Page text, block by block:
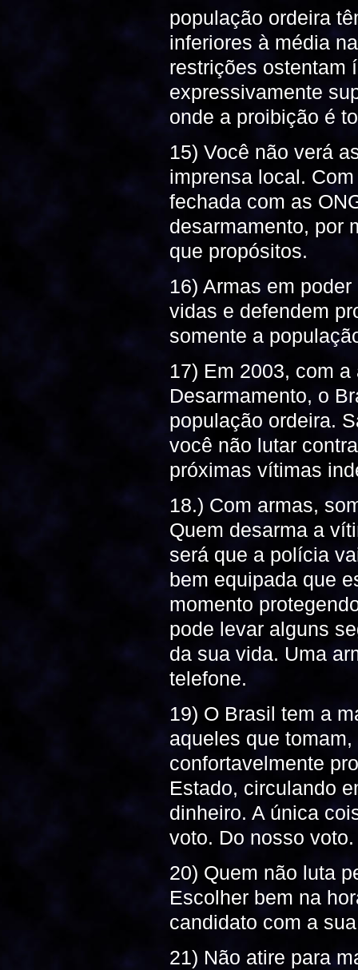
população ordeira
inferiores à média
restrições ostentam
expressivamente
onde a proibição é
15) Você não verá
imprensa local.
fechada com as
desarmamento, por
que propósitos.
16) Armas em
vidas e defendem
somente a
17) Em 2003, com
Desarmamento, o
população ordeira.
você não lutar
próximas vítimas
18.) Com armas,
Quem desarma a
será que a polícia
bem equipada que
momento
pode levar alguns
da sua vida. Uma
telefone.
19) O Brasil tem a
aqueles que
confortavelmente
Estado, circulando
dinheiro. A única
voto. Do nosso voto.
20) Quem não luta
Escolher bem na
candidato com a
21) Não atire para